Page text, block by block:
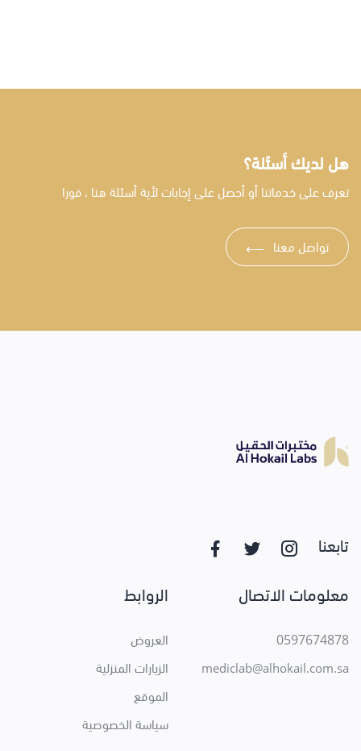
هل لديك أسئلة؟
تعرف على خدماتنا أو أحصل على إجابات لأية أسئلة هنا ، فورا
تواصل معنا ⟶
تابعنا
معلومات الاتصال
0597674878
mediclab@alhokail.com.sa
الروابط
العروض
الزيارات المنزلية
الموقع
سياسة الخصوصية